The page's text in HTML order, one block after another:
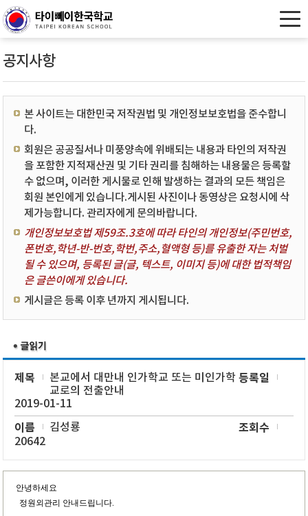
공지사항
본 사이트는 대한민국 저작권법 및 개인정보보호법을 준수합니
다.
회원은 공공질서나 미풍양속에 위배되는 내용과 타인의 저작권
을 포함한 지적재산권 및 기타 권리를 침해하는 내용물은 등록할
수 없으며, 이러한 게시물로 인해 발생하는 결과의 모든 책임은
회원 본인에게 있습니다.게시된 사진이나 동영상은 요청시에 삭
제가능합니다. 관리자에게 문의바랍니다.
개인정보보호법 제59조.3호에 따라 타인의 개인정보(주민번호,
폰번호,학년-반-번호,학번,주소,혈액형 등)를 유출한 자는 처벌
될 수 있으며, 등록된 글(글, 텍스트, 이미지 등)에 대한 법적책임
은 글쓴이에게 있습니다.
게시글은 등록 이후 년까지 게시됩니다.
제목
본교에서 대만내 인가학교 또는 미인가학
교로의 전출안내
등록일
2019-01-11
이름 김성룡 조회수
20642
안녕하세요
정원외관리 안내드립니다.